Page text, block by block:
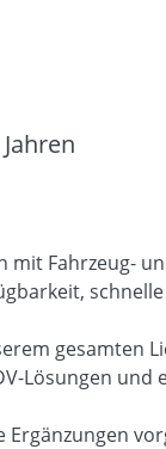
mit
gesamten
Lösungen
Ergänzungen